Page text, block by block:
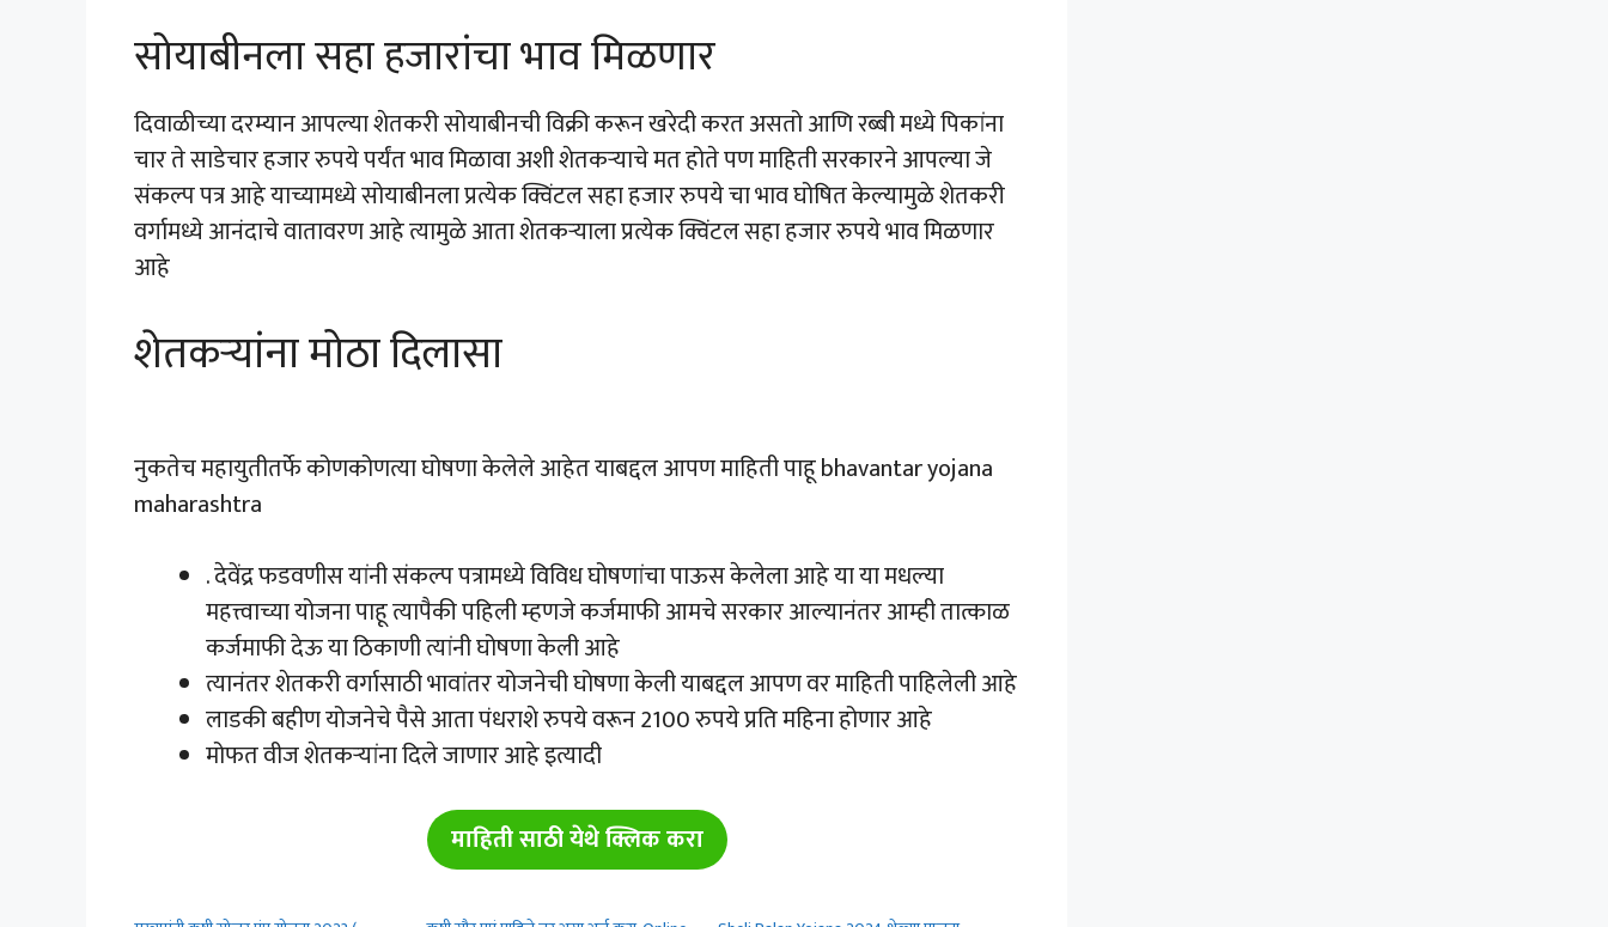
सोयाबीनला सहा हजारांचा भाव मिळणार
दिवाळीच्या दरम्यान आपल्या शेतकरी सोयाबीनची विक्री करून खरेदी करत असतो आणि रब्बी मध्ये पिकांना
चार ते साडेचार हजार रुपये पर्यंत भाव मिळावा अशी शेतकऱ्याचे मत होते पण माहिती सरकारने आपल्या जे
संकल्प पत्र आहे याच्यामध्ये सोयाबीनला प्रत्येक क्विंटल सहा हजार रुपये चा भाव घोषित केल्यामुळे शेतकरी
वर्गामध्ये आनंदाचे वातावरण आहे त्यामुळे आता शेतकऱ्याला प्रत्येक क्विंटल सहा हजार रुपये भाव मिळणार
आहे
शेतकऱ्यांना मोठा दिलासा
नुकतेच महायुतीतर्फे कोणकोणत्या घोषणा केलेले आहेत याबद्दल आपण माहिती पाहू bhavantar yojana
maharashtra
. देवेंद्र फडवणीस यांनी संकल्प पत्रामध्ये विविध घोषणांचा पाऊस केलेला आहे या या मधल्या
महत्त्वाच्या योजना पाहू त्यापैकी पहिली म्हणजे कर्जमाफी आमचे सरकार आल्यानंतर आम्ही तात्काळ
कर्जमाफी देऊ या ठिकाणी त्यांनी घोषणा केली आहे
त्यानंतर शेतकरी वर्गासाठी भावांतर योजनेची घोषणा केली याबद्दल आपण वर माहिती पाहिलेली आहे
लाडकी बहीण योजनेचे पैसे आता पंधराशे रुपये वरून 2100 रुपये प्रति महिना होणार आहे
मोफत वीज शेतकऱ्यांना दिले जाणार आहे इत्यादी
माहिती साठी येथे क्लिक करा